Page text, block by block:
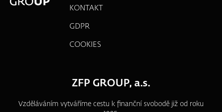
KONTAKT
GDPR
COOKIES
ZFP GROUP, a.s.
Vzděláváním vytváříme cestu k finanční svobodě již od roku